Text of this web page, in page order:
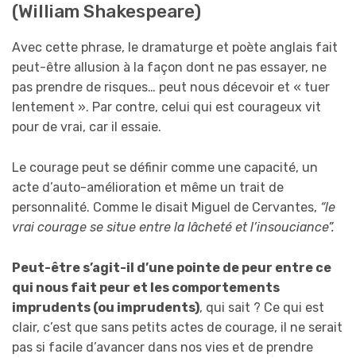
(William Shakespeare)
Avec cette phrase, le dramaturge et poète anglais fait
peut-être allusion à la façon dont ne pas essayer, ne
pas prendre de risques… peut nous décevoir et « tuer
lentement ». Par contre, celui qui est courageux vit
pour de vrai, car il essaie.
Le courage peut se définir comme une capacité, un
acte d’auto-amélioration et même un trait de
personnalité. Comme le disait Miguel de Cervantes, “le
vrai courage se situe entre la lâcheté et l’insouciance”.
Peut-être s’agit-il d’une pointe de peur entre ce
qui nous fait peur et les comportements
imprudents (ou imprudents), qui sait ? Ce qui est
clair, c’est que sans petits actes de courage, il ne serait
pas si facile d’avancer dans nos vies et de prendre